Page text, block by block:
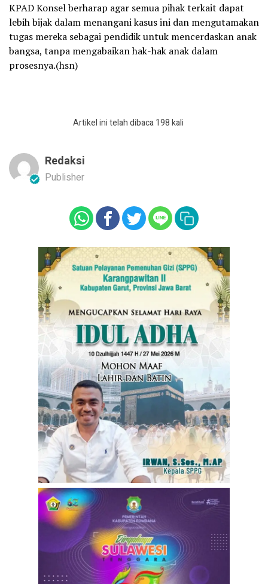
KPAD Konsel berharap agar semua pihak terkait dapat
lebih bijak dalam menangani kasus ini dan mengutamakan
tugas mereka sebagai pendidik untuk mencerdaskan anak
bangsa, tanpa mengabaikan hak-hak anak dalam
prosesnya.(hsn)
Artikel ini telah dibaca 198 kali
Redaksi
Publisher